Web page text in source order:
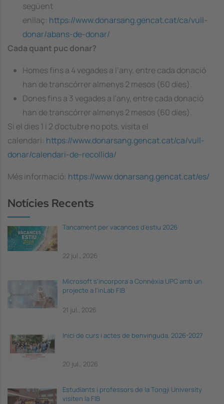
següent
enllaç: https://www.donarsang.gencat.cat/ca/vull-
donar/abans-de-donar/
Cada quant puc donar?
Homes fins a 4 vegades a l’any, entre cada donació
han de transcórrer almenys 2 mesos (60 dies).
Dones fins a 3 vegades a l'any, entre cada donació
han de transcórrer almenys 2 mesos (60 dies).
Si el dies 1 i 2 d'octubre no pots, visita el
calendari: https://www.donarsang.gencat.cat/ca/vull-
donar/calendari-de-recollida/
Més informació: https://www.donarsang.gencat.cat/es/
Notícies Recents
Tancament per vacances d'estiu 2026
22 jul., 2026
Microsoft s'incorpora a Connèxia UPC amb un
projecte a l'inLab FIB
21 jul., 2026
Inici de curs i actes de benvinguda, 2026-2027
20 jul., 2026
Estudiants i professors de la Tongji University
visiten la FIB